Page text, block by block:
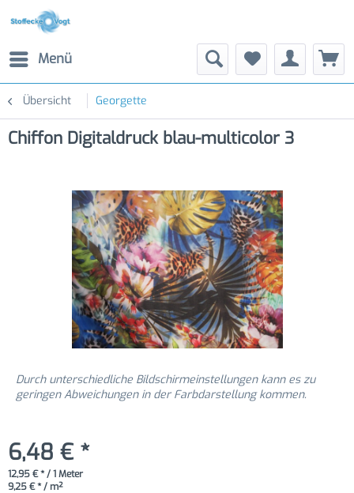
Menü
Übersicht Georgette
Chiffon Digitaldruck blau-multicolor 3
Durch unterschiedliche Bildschirmeinstellungen kann es zu
geringen Abweichungen in der Farbdarstellung kommen.
6,48 € *
12,95 € * / 1 Meter
9,25 € * / m²